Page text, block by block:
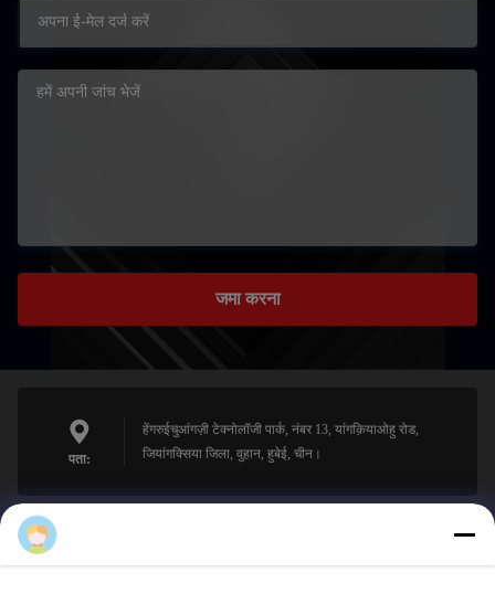
जमा करना
पता:
हेंगरुईचुआंगज़ी टेक्नोलॉजी पार्क, नंबर 13, यांगक़ियाओहु रोड,
जियांगक्सिया जिला, वुहान, हुबेई, चीन।
sales@perfectlaser.net